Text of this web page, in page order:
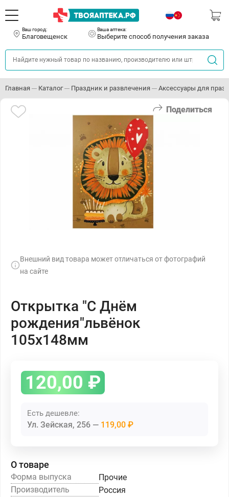
Ваш город:
Благовещенск
Ваша аптека:
Выберите способ получения заказа
Главная Каталог Праздник и развлечения Аксессуары для
Поделиться
Внешний вид товара может отличаться от фотографий
на сайте
Открытка "С Днём
рождения"львёнок
105х148мм
120,00 ₽
Есть дешевле:
Ул. Зейская, 256 119,00 ₽
О товаре
Форма выпуска
Прочие
Производитель
Россия